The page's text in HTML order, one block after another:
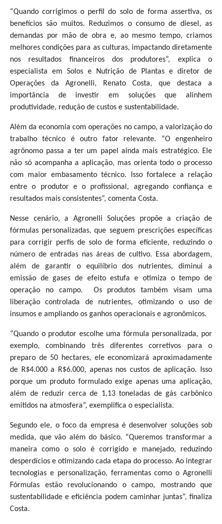
“Quando corrigimos o perfil do solo de forma assertiva, os
benefícios são muitos. Reduzimos o consumo de diesel, as
demandas por mão de obra e, ao mesmo tempo, criamos
melhores condições para as culturas, impactando diretamente
nos resultados financeiros dos produtores”, explica o
especialista em Solos e Nutrição de Plantas e diretor de
Operações da Agronelli, Renato Costa, que destaca a
importância de investir em soluções que alinhem
produtividade, redução de custos e sustentabilidade.
Além da economia com operações no campo, a valorização do
trabalho técnico é outro fator relevante. “O engenheiro
agrônomo passa a ter um papel ainda mais estratégico. Ele
não só acompanha a aplicação, mas orienta todo o processo
com maior embasamento técnico. Isso fortalece a relação
entre o produtor e o profissional, agregando confiança e
resultados mais consistentes”, comenta Costa.
Nesse cenário, a Agronelli Soluções propõe a criação de
fórmulas personalizadas, que seguem prescrições específicas
para corrigir perfis de solo de forma eficiente, reduzindo o
número de entradas nas áreas de cultivo. Essa abordagem,
além de garantir o equilíbrio dos nutrientes, diminui a
emissão de gases de efeito estufa e otimiza o tempo de
operação no campo. Os produtos também visam uma
liberação controlada de nutrientes, otimizando o uso de
insumos e ampliando os ganhos operacionais e agronômicos.
“Quando o produtor escolhe uma fórmula personalizada, por
exemplo, combinando três diferentes corretivos para o
preparo de 50 hectares, ele economizará aproximadamente
de R$4.000 a R$6.000, apenas nos custos de aplicação. Isso
porque um produto formulado exige apenas uma aplicação,
além de reduzir cerca de 1,13 toneladas de gás carbônico
emitidos na atmosfera”, exemplifica o especialista.
Segundo ele, o foco da empresa é desenvolver soluções sob
medida, que vão além do básico. “Queremos transformar a
maneira como o solo é corrigido e manejado, reduzindo
desperdícios e otimizando cada etapa do processo. Ao integrar
tecnologias e personalização, ferramentas como o Agronelli
Fórmulas estão revolucionando o campo, mostrando que
sustentabilidade e eficiência podem caminhar juntas”, finaliza
Costa.